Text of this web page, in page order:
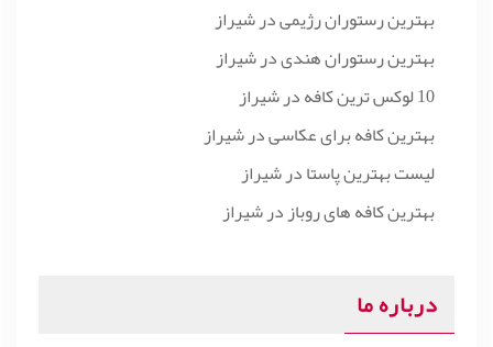
بهترین رستوران رژیمی در شیراز
بهترین رستوران هندی در شیراز
10 لوکس ترین کافه در شیراز
بهترین کافه برای عکاسی در شیراز
لیست بهترین پاستا در شیراز
بهترین کافه های روباز در شیراز
درباره ما